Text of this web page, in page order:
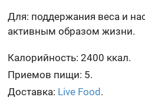
Для: поддержания веса и
активным образом жизни.
Калорийность: 2400 ккал.
Приемов пищи: 5.
Доставка: Live Food .